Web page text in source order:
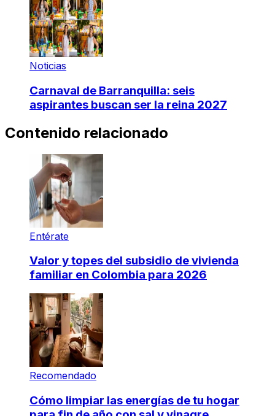
Noticias
Carnaval de Barranquilla: seis
aspirantes buscan ser la reina 2027
Contenido relacionado
Entérate
Valor y topes del subsidio de vivienda
familiar en Colombia para 2026
Recomendado
Cómo limpiar las energías de tu hogar